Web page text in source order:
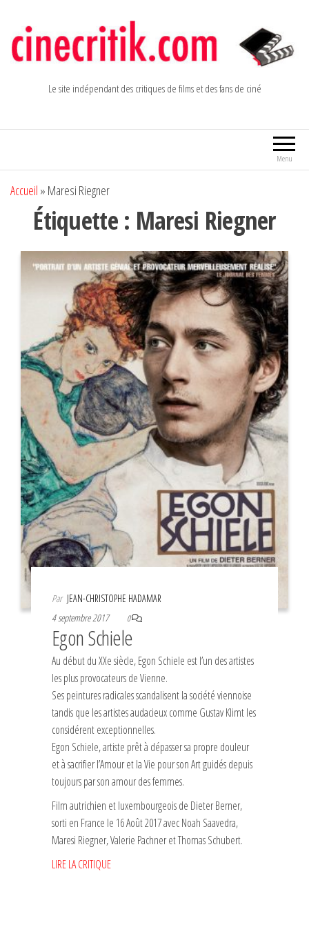
contenu
Le site indépendant des critiques de films et des fans de ciné
Menu
Accueil » Maresi Riegner
Étiquette : Maresi Riegner
Par JEAN-CHRISTOPHE HADAMAR
4 septembre 2017
0
Egon Schiele
Au début du XXe siècle, Egon Schiele est l’un des artistes
les plus provocateurs de Vienne.
Ses peintures radicales scandalisent la société viennoise
tandis que les artistes audacieux comme Gustav Klimt les
considérent exceptionnelles.
Egon Schiele, artiste prêt à dépasser sa propre douleur
et à sacrifier l’Amour et la Vie pour son Art guidés depuis
toujours par son amour des femmes.
Film autrichien et luxembourgeois de Dieter Berner,
sorti en France le 16 Août 2017 avec Noah Saavedra,
Maresi Riegner, Valerie Pachner et Thomas Schubert.
LIRE LA CRITIQUE